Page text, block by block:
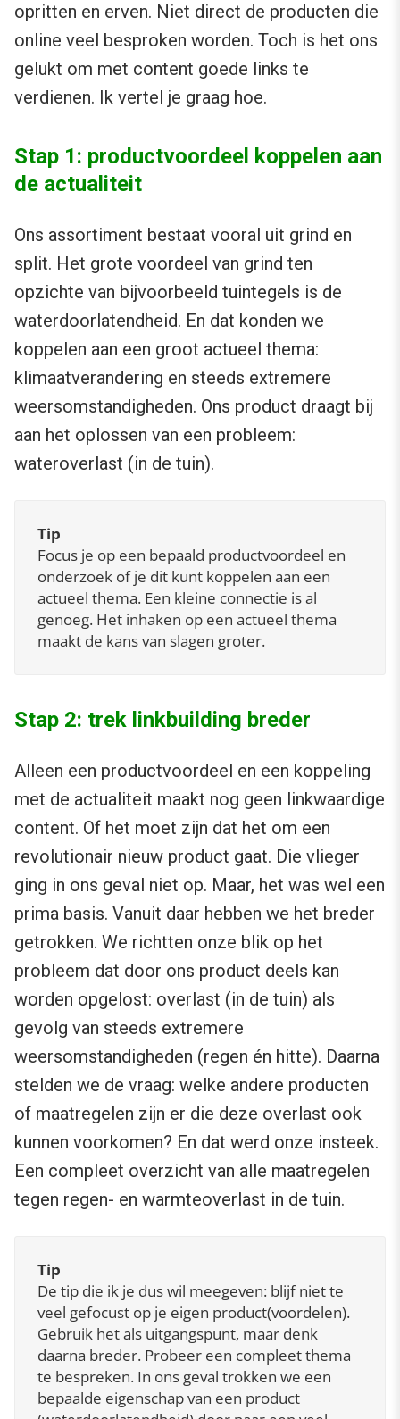
opritten en erven. Niet direct de producten die
online veel besproken worden. Toch is het ons
gelukt om met content goede links te
verdienen. Ik vertel je graag hoe.
Stap 1: productvoordeel koppelen aan
de actualiteit
Ons assortiment bestaat vooral uit grind en
split. Het grote voordeel van grind ten
opzichte van bijvoorbeeld tuintegels is de
waterdoorlatendheid. En dat konden we
koppelen aan een groot actueel thema:
klimaatverandering en steeds extremere
weersomstandigheden. Ons product draagt bij
aan het oplossen van een probleem:
wateroverlast (in de tuin).
Tip
Focus je op een bepaald productvoordeel en
onderzoek of je dit kunt koppelen aan een
actueel thema. Een kleine connectie is al
genoeg. Het inhaken op een actueel thema
maakt de kans van slagen groter.
Stap 2: trek linkbuilding breder
Alleen een productvoordeel en een koppeling
met de actualiteit maakt nog geen linkwaardige
content. Of het moet zijn dat het om een
revolutionair nieuw product gaat. Die vlieger
ging in ons geval niet op. Maar, het was wel een
prima basis. Vanuit daar hebben we het breder
getrokken. We richtten onze blik op het
probleem dat door ons product deels kan
worden opgelost: overlast (in de tuin) als
gevolg van steeds extremere
weersomstandigheden (regen én hitte). Daarna
stelden we de vraag: welke andere producten
of maatregelen zijn er die deze overlast ook
kunnen voorkomen? En dat werd onze insteek.
Een compleet overzicht van alle maatregelen
tegen regen- en warmteoverlast in de tuin.
Tip
De tip die ik je dus wil meegeven: blijf niet te
veel gefocust op je eigen product(voordelen).
Gebruik het als uitgangspunt, maar denk
daarna breder. Probeer een compleet thema
te bespreken. In ons geval trokken we een
bepaalde eigenschap van een product